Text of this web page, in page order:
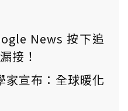
News 按下追
接！
家宣布：全球暖化